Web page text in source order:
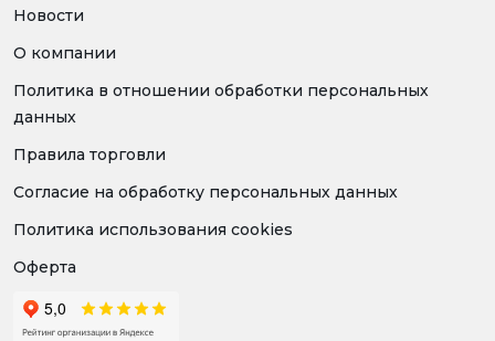
Новости
О компании
Политика в отношении обработки персональных
данных
Правила торговли
Согласие на обработку персональных данных
Политика использования cookies
Оферта